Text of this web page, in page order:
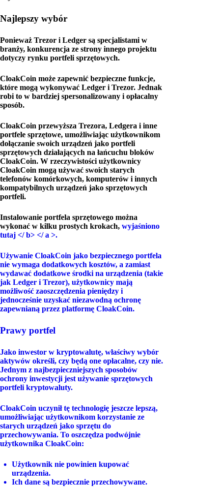
Najlepszy wybór
Ponieważ Trezor i Ledger są specjalistami w
branży, konkurencja ze strony innego projektu
dotyczy rynku portfeli sprzętowych.
CloakCoin może zapewnić bezpieczne funkcje,
które mogą wykonywać Ledger i Trezor. Jednak
robi to w bardziej spersonalizowany i opłacalny
sposób.
CloakCoin przewyższa Trezora, Ledgera i inne
portfele sprzętowe, umożliwiając użytkownikom
dołączanie swoich urządzeń jako portfeli
sprzętowych działających na łańcuchu bloków
CloakCoin. W rzeczywistości użytkownicy
CloakCoin mogą używać swoich starych
telefonów komórkowych, komputerów i innych
kompatybilnych urządzeń jako sprzętowych
portfeli.
Instalowanie portfela sprzętowego można
wykonać w kilku prostych krokach, wyjaśniono
tutaj </ b> </ a >.
Używanie CloakCoin jako bezpiecznego portfela
nie wymaga dodatkowych kosztów, a zamiast
wydawać dodatkowe środki na urządzenia (takie
jak Ledger i Trezor), użytkownicy mają
możliwość zaoszczędzenia pieniędzy i
jednocześnie uzyskać niezawodną ochronę
zapewnianą przez platformę CloakCoin.
Prawy portfel
Jako inwestor w kryptowalutę, właściwy wybór
aktywów określi, czy będą one opłacalne, czy nie.
Jednym z najbezpieczniejszych sposobów
ochrony inwestycji jest używanie sprzętowych
portfeli kryptowaluty.
CloakCoin uczynił tę technologię jeszcze lepszą,
umożliwiając użytkownikom korzystanie ze
starych urządzeń jako sprzętu do
przechowywania. To oszczędza podwójnie
użytkownika CloakCoin:
Użytkownik nie powinien kupować
urządzenia.
Ich dane są bezpiecznie przechowywane.